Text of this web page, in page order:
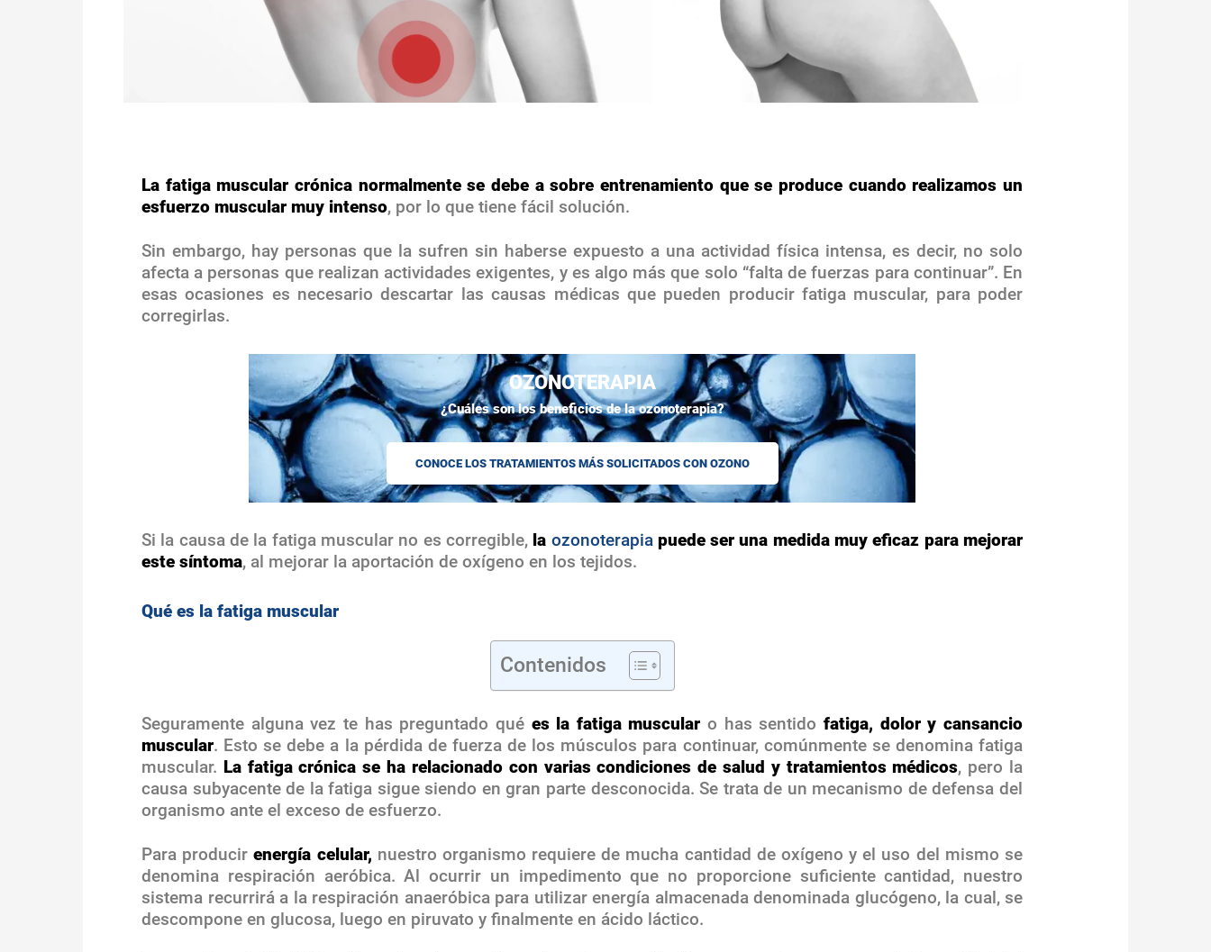
La fatiga muscular crónica normalmente se debe a sobre entrenamiento que se produce cuando realizamos un
esfuerzo muscular muy intenso, por lo que tiene fácil solución.
Sin embargo, hay personas que la sufren sin haberse expuesto a una actividad física intensa, es decir, no solo
afecta a personas que realizan actividades exigentes, y es algo más que solo “falta de fuerzas para continuar”. En
esas ocasiones es necesario descartar las causas médicas que pueden producir fatiga muscular, para poder
corregirlas.
OZONOTERAPIA
¿Cuáles son los beneficios de la ozonoterapia?
CONOCE LOS TRATAMIENTOS MÁS SOLICITADOS CON OZONO
Si la causa de la fatiga muscular no es corregible, la ozonoterapiapuede ser una medida muy eficaz para mejorar
este síntoma, al mejorar la aportación de oxígeno en los tejidos.
Qué es la fatiga muscular
Contenidos
Seguramente alguna vez te has preguntado quées la fatiga muscular o has sentidofatiga, dolor y cansancio
muscular. Esto se debe a la pérdida de fuerza de los músculos para continuar, comúnmente se denomina fatiga
muscular. La fatiga crónica se ha relacionado con varias condiciones de salud y tratamientos médicos, pero la
causa subyacente de la fatiga sigue siendo en gran parte desconocida. Se trata de un mecanismo de defensa del
organismo ante el exceso de esfuerzo.
Para producirenergía celular, nuestro organismo requiere de mucha cantidad de oxígeno y el uso del mismo se
denomina respiración aeróbica. Al ocurrir un impedimento que no proporcione suficiente cantidad, nuestro
sistema recurrirá a la respiración anaeróbica para utilizar energía almacenada denominada glucógeno, la cual, se
descompone en glucosa, luego en piruvato y finalmente en ácido láctico.